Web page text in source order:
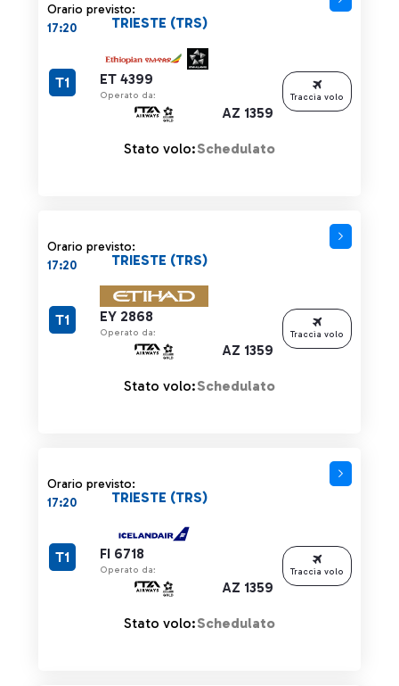
Orario previsto:
17:20
ET 4399
Operato da:
AZ 1359
TRIESTE (TRS)
T1
Stato volo:Schedulato
Traccia volo
Orario previsto:
17:20
EY 2868
Operato da:
AZ 1359
TRIESTE (TRS)
T1
Stato volo:Schedulato
Traccia volo
Orario previsto:
17:20
FI 6718
Operato da:
AZ 1359
TRIESTE (TRS)
T1
Stato volo:Schedulato
Traccia volo